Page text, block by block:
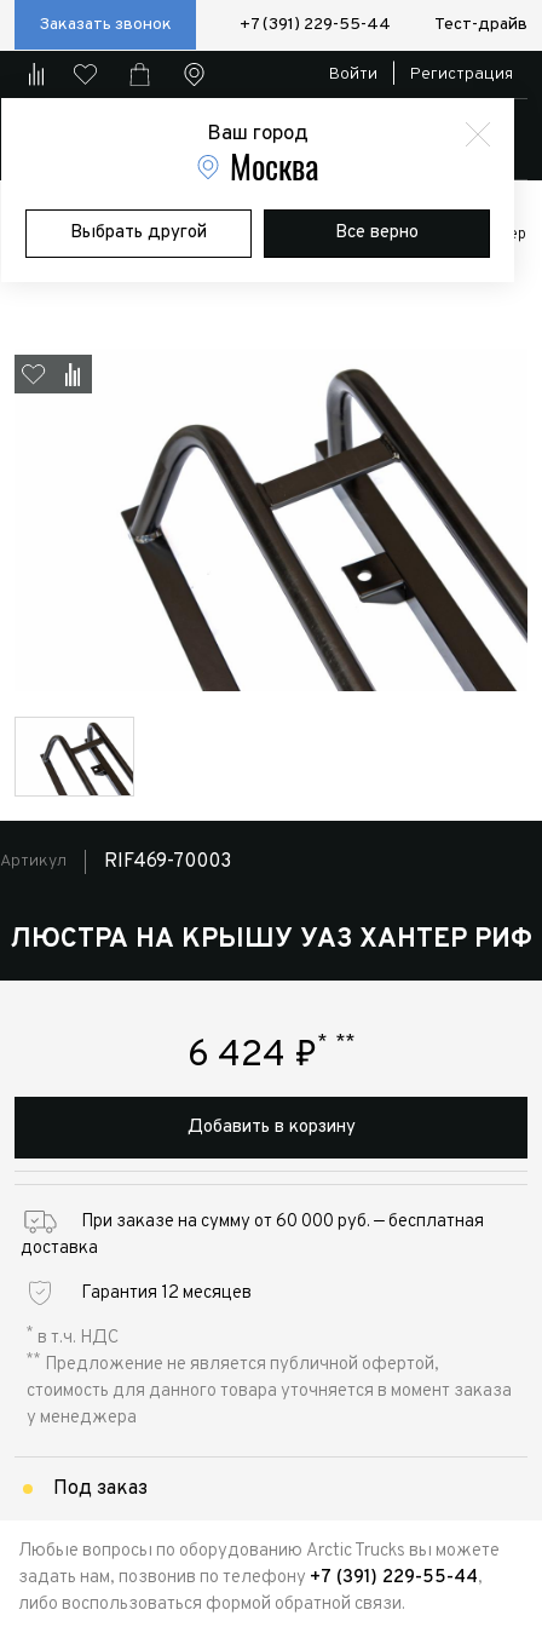
Заказать звонок +7 (391) 229-55-44 Тест-драйв
Ваш город
Москва
Выбрать другой Все верно
Войти Регистрация
Главная Магазин
Дополнительное оборудование
Экспедиционные багажники и боксы
Люстра на крышу УАЗ Хантер
РИФ
Артикул RIF469-70003
ЛЮСТРА НА КРЫШУ УАЗ ХАНТЕР РИФ
6 424 ₽* **
Добавить в корзину
При заказе на сумму от 60 000 руб. — бесплатная
доставка
Гарантия 12 месяцев
* в т.ч. НДС
** Предложение не является публичной офертой,
стоимость для данного товара уточняется в момент заказа
у менеджера
Под заказ
Любые вопросы по оборудованию Arctic Trucks вы можете
задать нам, позвонив по телефону +7 (391) 229-55-44,
либо воспользоваться формой обратной связи.